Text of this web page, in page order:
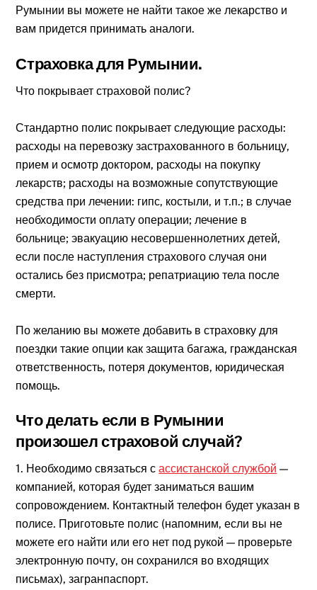
Румынии вы можете не найти такое же лекарство и
вам придется принимать аналоги.
Страховка для Румынии.
Что покрывает страховой полис?
Стандартно полис покрывает следующие расходы:
расходы на перевозку застрахованного в больницу,
прием и осмотр доктором, расходы на покупку
лекарств; расходы на возможные сопутствующие
средства при лечении: гипс, костыли, и т.п.; в случае
необходимости оплату операции; лечение в
больнице; эвакуацию несовершеннолетних детей,
если после наступления страхового случая они
остались без присмотра; репатриацию тела после
смерти.
По желанию вы можете добавить в страховку для
поездки такие опции как защита багажа, гражданская
ответственность, потеря документов, юридическая
помощь.
Что делать если в Румынии
произошел страховой случай?
1. Необходимо связаться сассистанской службой —
компанией, которая будет заниматься вашим
сопровождением. Контактный телефон будет указан в
полисе. Приготовьте полис (напомним, если вы не
можете его найти или его нет под рукой — проверьте
электронную почту, он сохранился во входящих
письмах), загранпаспорт.